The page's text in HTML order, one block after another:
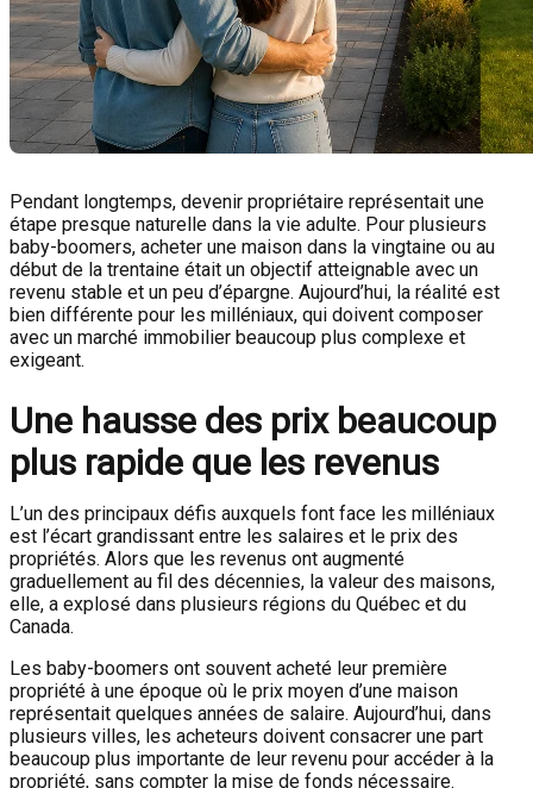
Pendant longtemps, devenir propriétaire représentait une
étape presque naturelle dans la vie adulte. Pour plusieurs
baby-boomers, acheter une maison dans la vingtaine ou au
début de la trentaine était un objectif atteignable avec un
revenu stable et un peu d’épargne. Aujourd’hui, la réalité est
bien différente pour les milléniaux, qui doivent composer
avec un marché immobilier beaucoup plus complexe et
exigeant.
Une hausse des prix beaucoup
plus rapide que les revenus
L’un des principaux défis auxquels font face les milléniaux
est l’écart grandissant entre les salaires et le prix des
propriétés. Alors que les revenus ont augmenté
graduellement au fil des décennies, la valeur des maisons,
elle, a explosé dans plusieurs régions du Québec et du
Canada.
Les baby-boomers ont souvent acheté leur première
propriété à une époque où le prix moyen d’une maison
représentait quelques années de salaire. Aujourd’hui, dans
plusieurs villes, les acheteurs doivent consacrer une part
beaucoup plus importante de leur revenu pour accéder à la
propriété, sans compter la mise de fonds nécessaire.